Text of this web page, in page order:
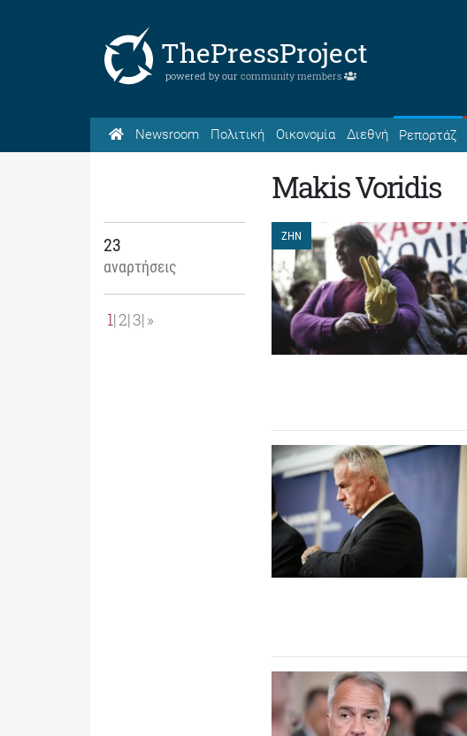
ThePressProject
powered by our community members
Newsroom Πολιτική Οικονομία Διεθνή Ρεπορτάζ
Makis Voridis
23
αναρτήσεις
1 2 3 »
ΖΗΝ